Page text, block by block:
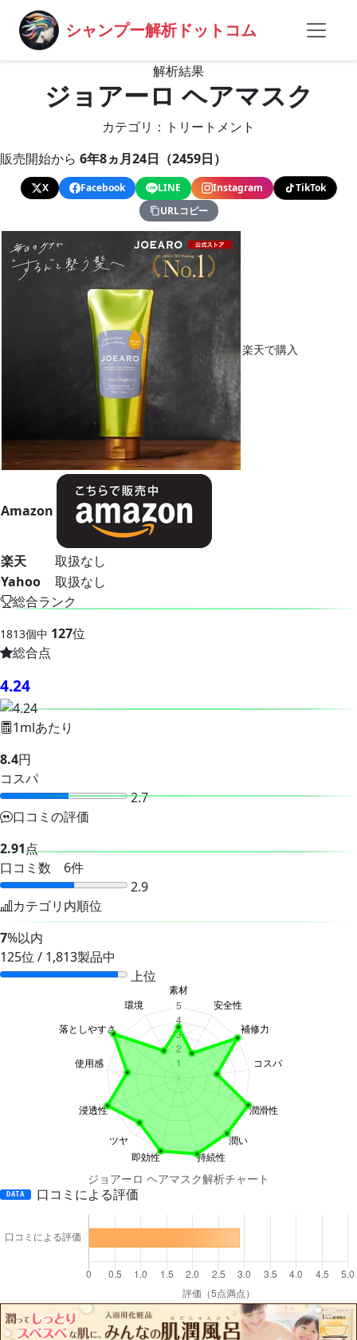
シャンプー解析ドットコム
解析結果
ジョアーロ ヘアマスク
カテゴリ：トリートメント
販売開始から 6年8ヵ月24日（2459日）
X Facebook LINE Instagram
TikTok
URLコピー
楽天で購入
Amazon
楽天
取扱なし
Yahoo
取扱なし
総合ランク
1813個中 127位
総合点
4.24
1mlあたり
8.4円
コスパ
2.7
口コミの評価
2.91点
口コミ数 6件
2.9
カテゴリ内順位
7%以内
125位 / 1,813製品中
上位
ジョアーロ ヘアマスク解析チャート
DATA 口コミによる評価